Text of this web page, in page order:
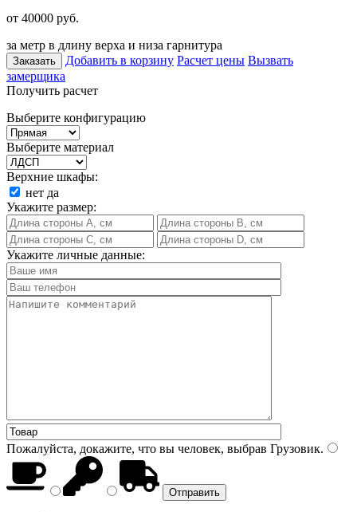
от 40000 руб.
за метр в длину верха и низа гарнитура
Заказать Добавить в корзину Расчет цены Вызвать
замерщика
Получить расчет
Выберите конфигурацию
Выберите материал
Верхние шкафы:
нет да
Укажите размер:
Укажите личные данные:
Пожалуйста, докажите, что вы человек, выбрав Грузовик.